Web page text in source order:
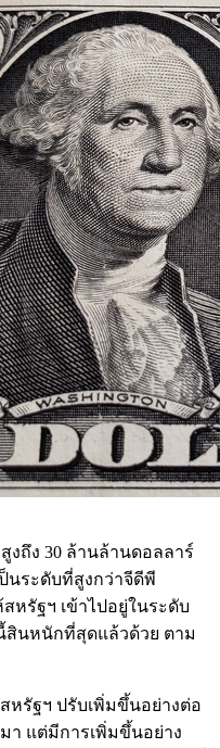
งถึง 30 ล้านล้านดอลลาร์
นระดับที่สูงกว่าจีดีพี
สหรัฐฯ เข้าไปอยู่ในระดับ
สินหนักที่สุดแล้วด้วย ตาม
หรัฐฯ ปรับเพิ่มขึ้นอย่างต่อ
า แต่มีการเพิ่มขึ้นอย่าง